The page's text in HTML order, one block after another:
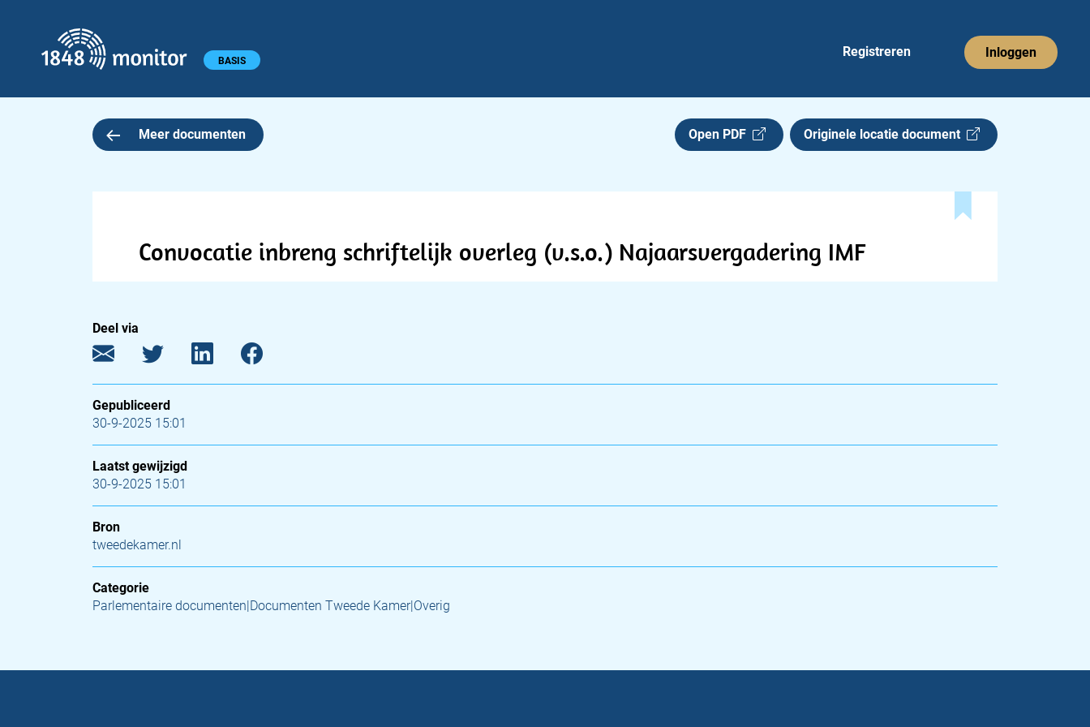
Hoofdmenu BASIS
Registreren Inloggen
Meer documenten Open PDF Originele locatie document
Convocatie inbreng schriftelijk overleg (v.s.o.) Najaarsvergadering IMF
Deel via
Gepubliceerd
30-9-2025 15:01
Laatst gewijzigd
30-9-2025 15:01
Bron
tweedekamer.nl
Categorie
Parlementaire documenten|Documenten Tweede Kamer|Overig